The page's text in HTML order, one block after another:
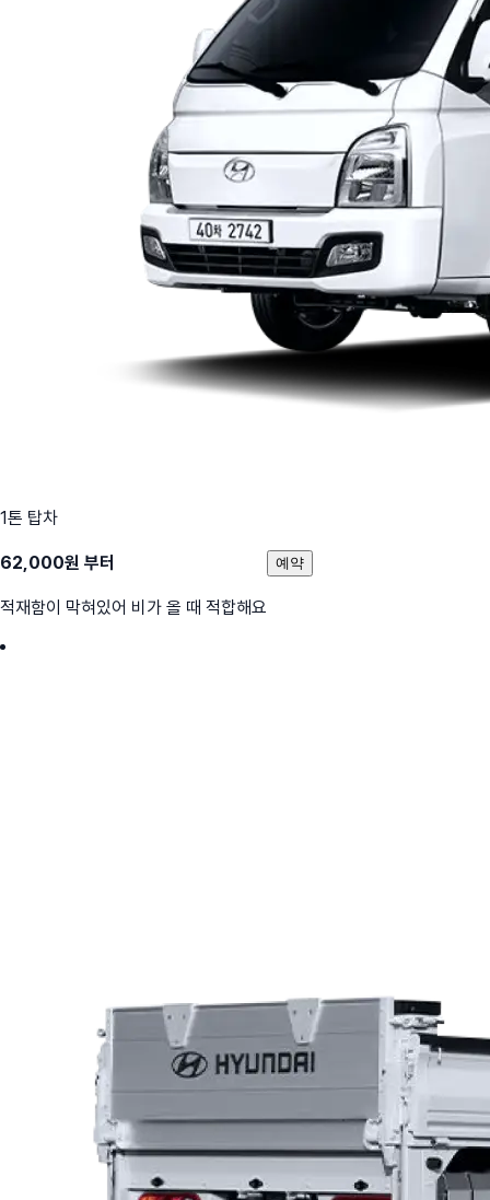
1톤 탑차
62,000원 부터
적재함이 막혀있어 비가 올 때 적합해요
예약